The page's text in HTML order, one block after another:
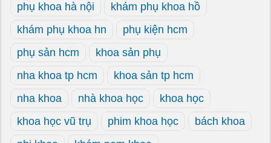
phụ khoa hà nội
khám phụ khoa hồ
khám phụ khoa hn
phụ kiện hcm
phụ sản hcm
khoa sản phụ
nha khoa tp hcm
khoa sản tp hcm
nha khoa
nhà khoa học
khoa học
khoa học vũ trụ
phim khoa học
bách khoa